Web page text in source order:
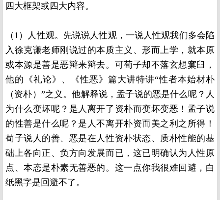
四大框架或四大内容。
（1）人性观。先说说人性观，一说人性观我们多会陷
入徐克谦老师刚说过的本质主义、形而上学，就本原
或本源是善是恶辩来辩去。可荀子却不落玄想窠臼，
他的《礼论》、《性恶》篇大讲特讲“性者本始材朴
（资朴）”之义。他解释说，孟子说的恶是什么呢？人
为什么变坏呢？是人离开了资朴而变坏变恶！孟子说
的性善是什么呢？是人不离开朴资而美之利之所得！
荀子说人的善、恶是在人性资朴状态、质朴性能的基
础上各向正、负方向发展而已，这已明确认为人性原
点、本态是朴素无善恶的。这一点你我很难回避，白
纸黑字是回避不了。